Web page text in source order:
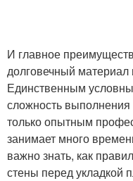
И главное
долговечный
Единственным
сложность выполнения
только опытным
занимает много
важно знать, как
стены перед укладкой